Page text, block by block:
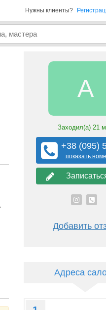
Нужны клиенты?
А
Заходил(а)21
+38 (095)
показать
Добавить
Адреса